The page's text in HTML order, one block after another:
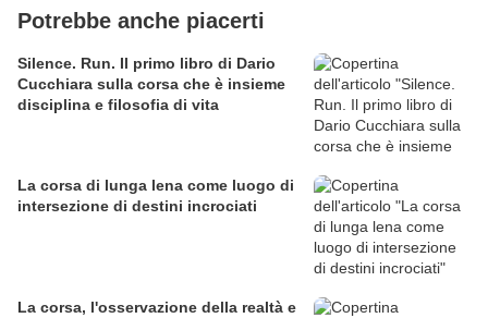
Potrebbe anche piacerti
Silence. Run. Il primo libro di Dario
Cucchiara sulla corsa che è insieme
disciplina e filosofia di vita
La corsa di lunga lena come luogo di
intersezione di destini incrociati
La corsa, l'osservazione della realtà e